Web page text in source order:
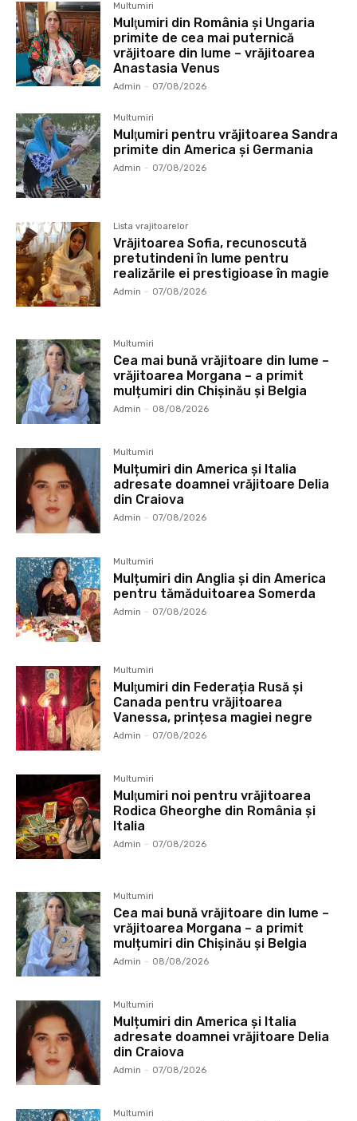
Multumiri
Mulţumiri din România și Ungaria
primite de cea mai puternică
vrăjitoare din lume – vrăjitoarea
Anastasia Venus
Admin - 07/08/2026
Multumiri
Mulţumiri pentru vrăjitoarea Sandra
primite din America și Germania
Admin - 07/08/2026
Lista vrajitoarelor
Vrăjitoarea Sofia, recunoscută
pretutindeni în lume pentru
realizările ei prestigioase în magie
Admin - 07/08/2026
Multumiri
Cea mai bună vrăjitoare din lume –
vrăjitoarea Morgana – a primit
mulțumiri din Chișinău și Belgia
Admin - 08/08/2026
Multumiri
Mulțumiri din America și Italia
adresate doamnei vrăjitoare Delia
din Craiova
Admin - 07/08/2026
Multumiri
Mulțumiri din Anglia și din America
pentru tămăduitoarea Somerda
Admin - 07/08/2026
Multumiri
Mulţumiri din Federația Rusă și
Canada pentru vrăjitoarea
Vanessa, prințesa magiei negre
Admin - 07/08/2026
Multumiri
Mulţumiri noi pentru vrăjitoarea
Rodica Gheorghe din România și
Italia
Admin - 07/08/2026
Multumiri
Cea mai bună vrăjitoare din lume –
vrăjitoarea Morgana – a primit
mulțumiri din Chișinău și Belgia
Admin - 08/08/2026
Multumiri
Mulțumiri din America și Italia
adresate doamnei vrăjitoare Delia
din Craiova
Admin - 07/08/2026
Multumiri